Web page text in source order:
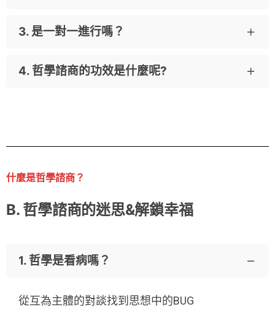
自我探索、人際關係、價值、 親子、伴侶、職
3. 是一對一進行嗎？
有一對一的諮商， 也有6~15人的團體諮商課程
4. 哲學諮商的功效是什麼呢?
什麼是哲學諮商？
B. 哲學諮商的迷思&解鎖幸福
1. 哲學是看病嗎？
從互為主體的對談找到思想中的BUG